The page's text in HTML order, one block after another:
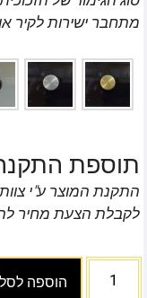
מתחבר ישירות לקיר
תוספת
התקנת המוצר ע"י
לקבלת הצעת מחיר
הוספה לסל